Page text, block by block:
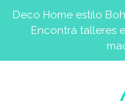
Deco Home estilo
Encontrá talleres